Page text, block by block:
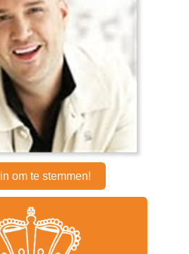
om te stemmen!